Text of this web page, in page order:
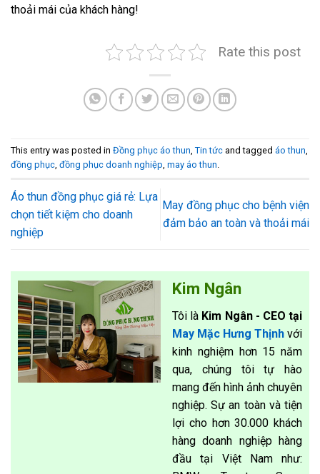
thoải mái của khách hàng!
Rate this post
This entry was posted in Đồng phục áo thun, Tin tức and tagged áo thun,
đồng phục, đồng phục doanh nghiệp, may áo thun.
Áo thun đồng phục giá rẻ: Lựa
chọn tiết kiệm cho doanh
nghiệp
May đồng phục cho bệnh viện
đảm bảo an toàn và thoải mái
Kim Ngân
Tôi là Kim Ngân - CEO tại
May Mặc Hưng Thịnh với
kinh nghiệm hơn 15 năm
qua, chúng tôi tự hào
mang đến hình ảnh chuyên
nghiệp. Sự an toàn và tiện
lợi cho hơn 30.000 khách
hàng doanh nghiệp hàng
đầu tại Việt Nam như: